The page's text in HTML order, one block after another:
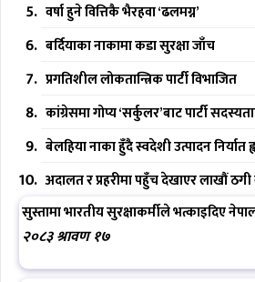
वर्षा हुने वित्तिकै भैरहवा ‘ढलमग्न’
बर्दियाका नाकामा कडा सुरक्षा जाँच
प्रगतिशील लोकतान्त्रिक पार्टी विभाजित
कांग्रेसमा गोप्य ‘सर्कुलर’बाट पार्टी
बेलहिया नाका हुँदै स्वदेशी उत्पादन निर्यात
अदालत र प्रहरीमा पहुँच देखाएर लाखौं ठगी
सुस्तामा भारतीय सुरक्षाकर्मीले भत्काइदिए
२०८३ श्रावण १७